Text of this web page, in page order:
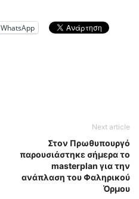
WhatsApp
Next article
Στον Πρωθυπουργό
παρουσιάστηκε σήμερα το
masterplan για την
ανάπλαση του Φαληρικού
Όρμου